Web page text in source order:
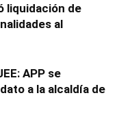
liquidación de
al
APP se
a la alcaldía de